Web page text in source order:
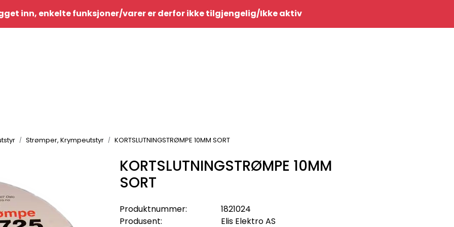
Infosenter
inn, enkelte funksjoner/varer er derfor ikke tilgjengelig/Ikke aktiv
Strømper, Krympeutstyr KORTSLUTNINGSTRØMPE 10MM SORT
KORTSLUTNINGSTRØMPE 10MM
SORT
Produktnummer:
1821024
Produsent:
Elis Elektro AS